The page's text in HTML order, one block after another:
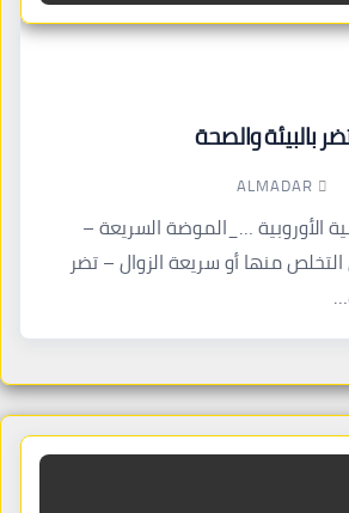
بالبيئة والصحة
ALMADAR
الأوروبية …_الموضة السريعة –
منها أو سريعة الزوال – تضر